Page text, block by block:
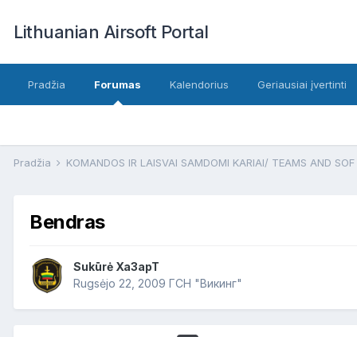
Lithuanian Airsoft Portal
Pradžia Forumas Kalendorius Geriausiai įvertinti
Pradžia KOMANDOS IR LAISVAI SAMDOMI KARIAI/ TEAMS AND SOF
Bendras
Sukūrė Xa3apT
Rugsėjo 22, 2009 ГСН "Викинг"